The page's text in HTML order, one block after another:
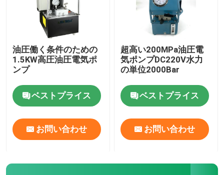
油圧働く条件のための
1.5KW高圧油圧電気ポ
ンプ
ベストプライス
お問い合わせ
超高い200MPa油圧電
気ポンプDC220V水力
の単位2000Bar
ベストプライス
お問い合わせ